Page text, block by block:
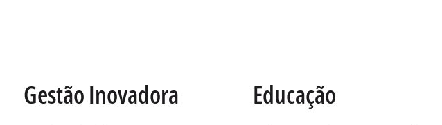
Gestão Inovadora Educação